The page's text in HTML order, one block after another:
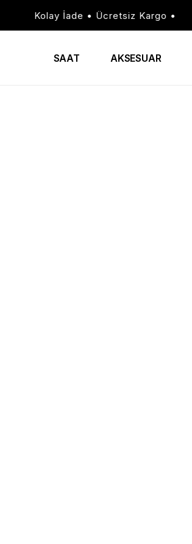
Kolay İade • Ücretsiz Kargo •
SAAT AKSESUAR